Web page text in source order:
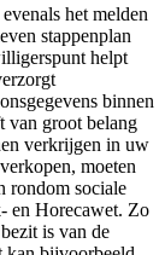
het melden
stappenplan
helpt
binnen
van groot belang
verkrijgen in uw
moeten
rondom sociale
en Horecawet. Zo
is van de